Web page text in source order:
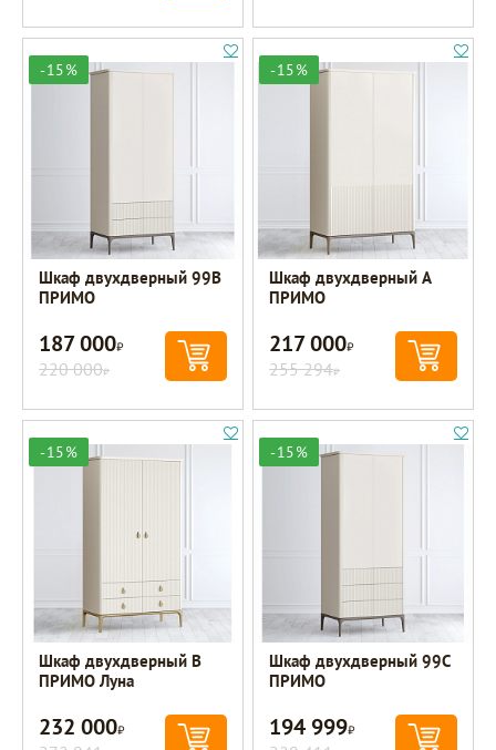
-15%
Шкаф двухдверный 99B
ПРИМО
187 000Р
220 000Р
-15%
Шкаф двухдверный A
ПРИМО
217 000Р
255 294Р
-15%
Шкаф двухдверный B
ПРИМО Луна
232 000Р
-15%
Шкаф двухдверный 99C
ПРИМО
194 999Р